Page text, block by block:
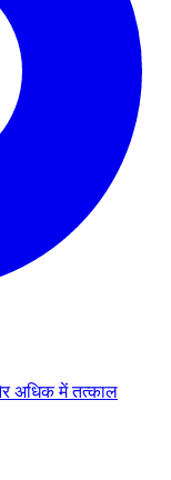
अधिक में तत्काल